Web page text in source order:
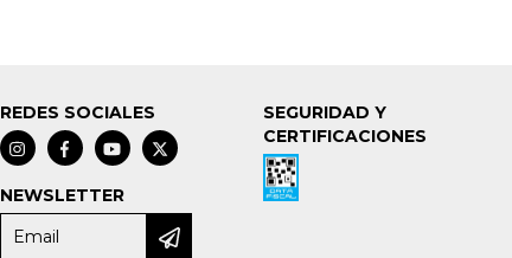
REDES SOCIALES
NEWSLETTER
SEGURIDAD Y
CERTIFICACIONES